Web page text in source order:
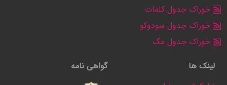
خوراک جدول کلمات
خوراک جدول سودوکو
خوراک جدول مگ
لینک ها
گواهی نامه